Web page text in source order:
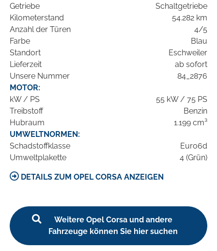
Getriebe
Schaltgetriebe
Kilometerstand
54.282 km
Anzahl der Türen
4/5
Farbe
Blau
Standort
Eschweiler
Lieferzeit
ab sofort
Unsere Nummer
84_2876
MOTOR:
kW / PS
55 kW / 75 PS
Treibstoff
Benzin
Hubraum
1.199 cm³
UMWELTNORMEN:
Schadstoffklasse
Euro6d
Umweltplakette
4 (Grün)
DETAILS ZUM OPEL CORSA ANZEIGEN
Weitere Opel Corsa und andere
Fahrzeuge können Sie hier suchen